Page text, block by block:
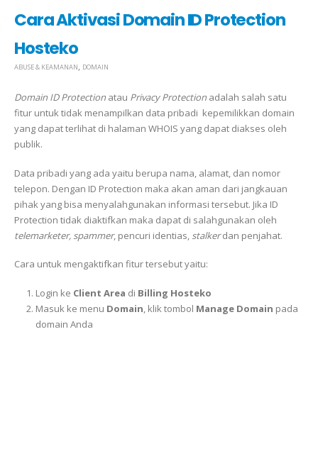
Cara Aktivasi Domain ID Protection
Hosteko
ABUSE & KEAMANAN DOMAIN
Domain ID Protection atau Privacy Protection adalah salah satu
fitur untuk tidak menampilkan data pribadi kepemilikkan domain
yang dapat terlihat di halaman WHOIS yang dapat diakses oleh
publik.
Data pribadi yang ada yaitu berupa nama, alamat, dan nomor
telepon. Dengan ID Protection maka akan aman dari jangkauan
pihak yang bisa menyalahgunakan informasi tersebut. Jika ID
Protection tidak diaktifkan maka dapat di salahgunakan oleh
telemarketer, spammer, pencuri identias, stalkerdan penjahat.
Cara untuk mengaktifkan fitur tersebut yaitu:
Login ke Client Area di Billing Hosteko
Masuk ke menu Domain, klik tombol Manage Domain pada
domain Anda